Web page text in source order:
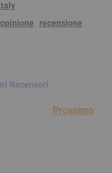
opinione
recensione
Recensori
Prossimo